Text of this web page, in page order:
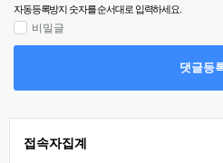
자동등록방지 숫자를 순서대로 입력하세요.
비밀글
댓글등
접속자집계